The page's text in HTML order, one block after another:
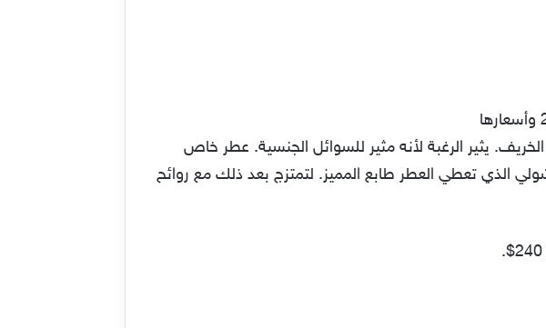
يثير الرغبة لأنه مثير للسوائل الجنسية. عطر خاص
الذي تعطي العطر طابع المميز. لتمتزج بعد ذلك مع روائح